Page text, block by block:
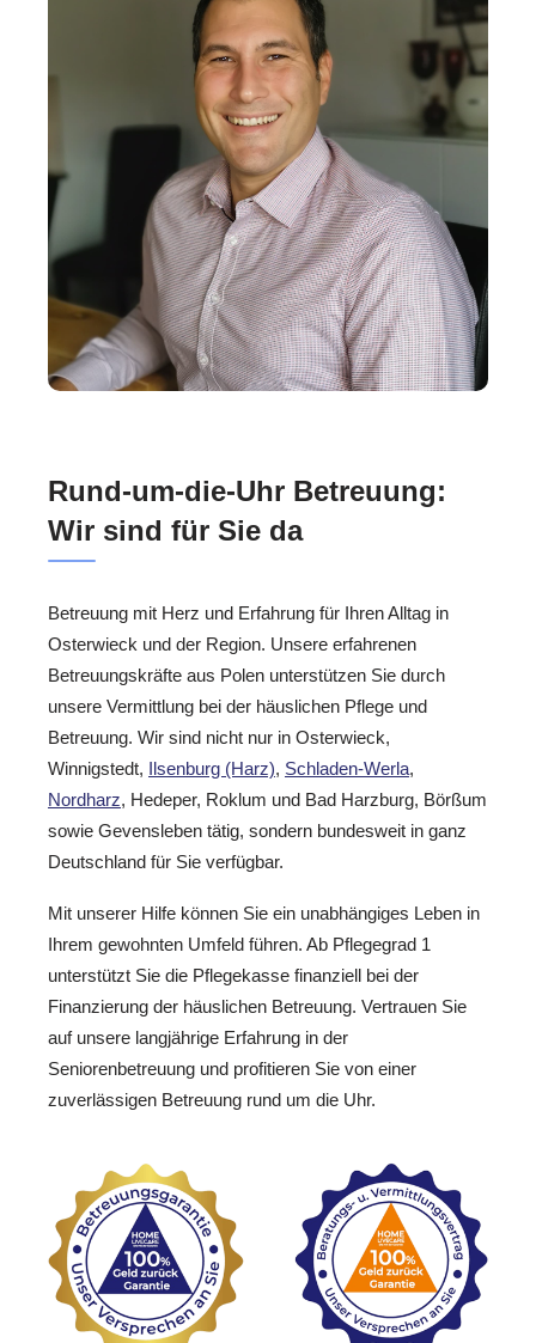
Rund-um-die-Uhr Betreuung:
Wir sind für Sie da
Betreuung mit Herz und Erfahrung für Ihren Alltag in
Osterwieck und der Region. Unsere erfahrenen
Betreuungskräfte aus Polen unterstützen Sie durch
unsere Vermittlung bei der häuslichen Pflege und
Betreuung. Wir sind nicht nur in Osterwieck,
Winnigstedt, Ilsenburg (Harz), Schladen-Werla,
Nordharz, Hedeper, Roklum und Bad Harzburg, Börßum
sowie Gevensleben tätig, sondern bundesweit in ganz
Deutschland für Sie verfügbar.
Mit unserer Hilfe können Sie ein unabhängiges Leben in
Ihrem gewohnten Umfeld führen. Ab Pflegegrad 1
unterstützt Sie die Pflegekasse finanziell bei der
Finanzierung der häuslichen Betreuung. Vertrauen Sie
auf unsere langjährige Erfahrung in der
Seniorenbetreuung und profitieren Sie von einer
zuverlässigen Betreuung rund um die Uhr.